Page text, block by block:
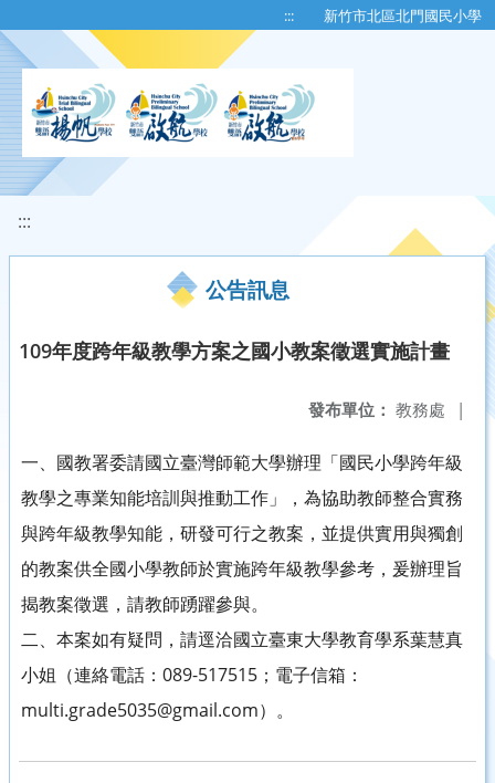
::: 新竹市北區北門國民小學
:::
公告訊息
109年度跨年級教學方案之國小教案徵選實施計畫
發布單位： 教務處 |
一、國教署委請國立臺灣師範大學辦理「國民小學跨年級
教學之專業知能培訓與推動工作」，為協助教師整合實務
與跨年級教學知能，研發可行之教案，並提供實用與獨創
的教案供全國小學教師於實施跨年級教學參考，爰辦理旨
揭教案徵選，請教師踴躍參與。
二、本案如有疑問，請逕洽國立臺東大學教育學系葉慧真
小姐（連絡電話：089-517515；電子信箱：
multi.grade5035@gmail.com）。